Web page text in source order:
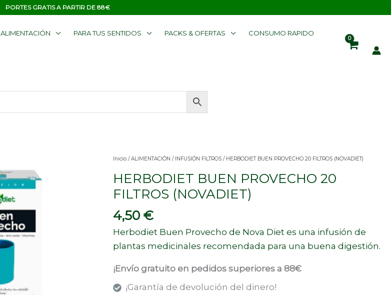
PORTES GRATIS A PARTIR DE 88€
ALIMENTACIÓN PARA TUS SENTIDOS PACKS & OFERTAS CONSUMO RAPIDO
Inicio/ALIMENTACIÓN / INFUSIÓN FILTROS/ HERBODIET BUEN PROVECHO 20 FILTROS (NOVADIET)
HERBODIET BUEN PROVECHO 20
FILTROS (NOVADIET)
4,50 €
Herbodiet Buen Provecho de Nova Diet es una infusión de
plantas medicinales recomendada para una buena digestión.
¡Envío gratuito en pedidos superiores a 88€
¡Garantía de devolución del dinero!
HERBODIET
BUEN
20
FILTROS
(NOVADIET)
cantidad